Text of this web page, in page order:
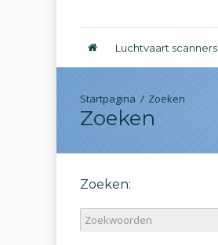
Luchtvaart scanners
Zoeken
Zoeken
Zoeken: